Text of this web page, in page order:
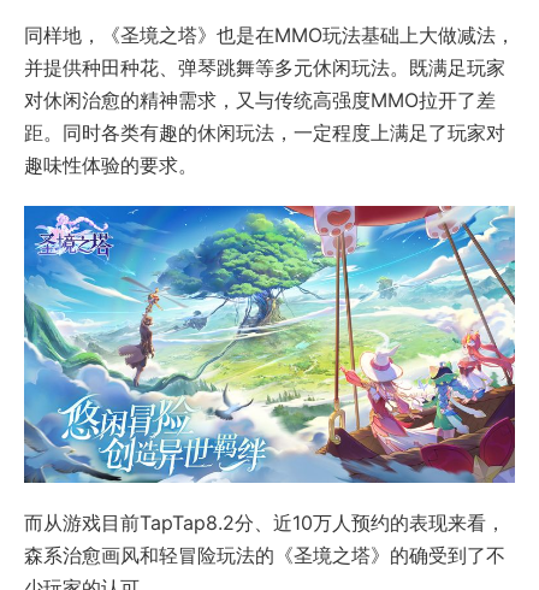
同样地，《圣境之塔》也是在MMO玩法基础上大做减法，
并提供种田种花、弹琴跳舞等多元休闲玩法。既满足玩家
对休闲治愈的精神需求，又与传统高强度MMO拉开了差
距。同时各类有趣的休闲玩法，一定程度上满足了玩家对
趣味性体验的要求。
而从游戏目前TapTap8.2分、近10万人预约的表现来看，
森系治愈画风和轻冒险玩法的《圣境之塔》的确受到了不